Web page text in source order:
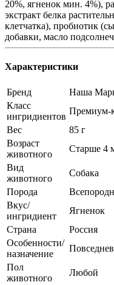
20%, ягненок мин. 4%),
экстракт белка
клетчатка), пробиотик
добавки, масло
Характеристики
Бренд
Наша
Класс
ингридиентов
Премиум-
Вес
85 г
Возраст
животного
Старше 4
Вид
животного
Собака
Порода
Вкус/
ингридиент
Ягненок
Страна
Россия
Особенности/
назначение
Пол
животного
Любой